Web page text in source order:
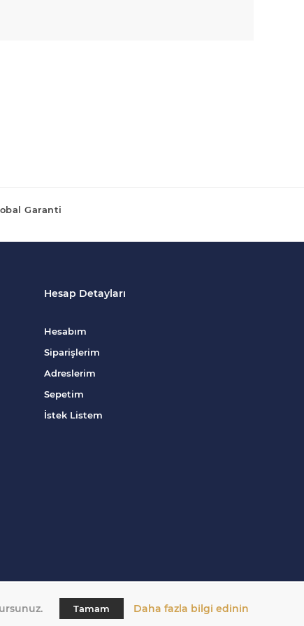
Garanti
Hesap Detayları
Hesabım
Siparişlerim
Adreslerim
Sepetim
İstek Listem
tarafından geliştirildi
Tamam Daha fazla bilgi edinin